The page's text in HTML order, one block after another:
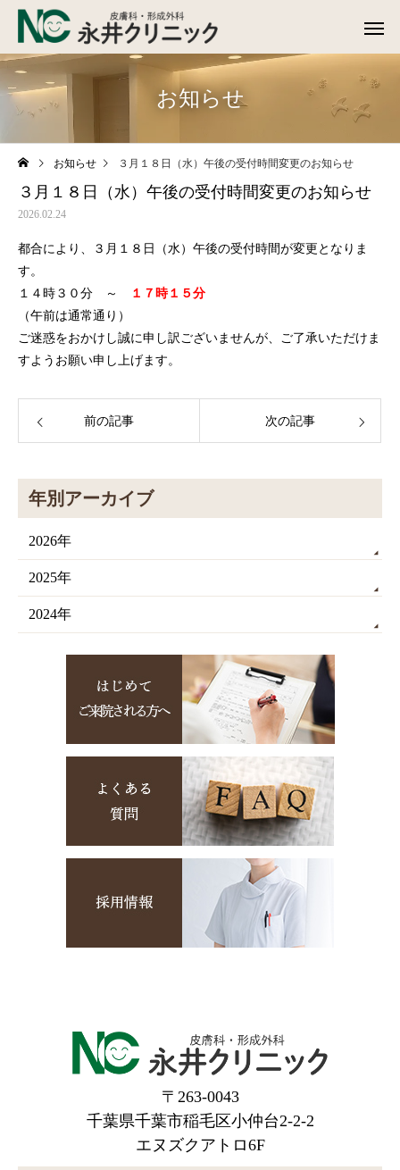
お知らせ
お知らせ ３月１８日（水）午後の受付時間変更のお知らせ
３月１８日（水）午後の受付時間変更のお知らせ
2026.02.24
都合により、３月１８日（水）午後の受付時間が変更となりま
す。
１４時３０分 ～
１７時１５分
（午前は通常通り）
ご迷惑をおかけし誠に申し訳ございませんが、ご了承いただけま
すようお願い申し上げます。
前の記事 次の記事
年別アーカイブ
2026年
2025年
2024年
〒263-0043
千葉県千葉市稲毛区小仲台2-2-2
エヌズクアトロ6F